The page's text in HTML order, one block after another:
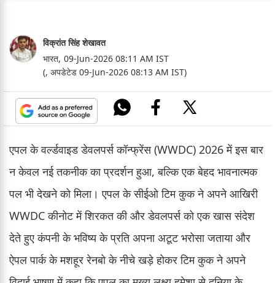
विक्रांत सिंह शेखावत
भारत, 09-Jun-2026 08:11 AM IST
(, अपडेटेड 09-Jun-2026 08:13 AM IST)
एपल के वर्ल्डवाइड डेवलपर्स कॉन्फ्रेंस (WWDC) 2026 में इस बार
न केवल नई तकनीक का प्रदर्शन हुआ, बल्कि एक बेहद भावनात्मक
पल भी देखने को मिला। एपल के सीईओ टिम कुक ने अपने आखिरी
WWDC कीनोट में शिरकत की और डेवलपर्स को एक खास संदेश
देते हुए कंपनी के भविष्य के प्रति अपना अटूट भरोसा जताया और
ऐपल पार्क के मशहूर रेनबो के नीचे खड़े होकर टिम कुक ने अपने